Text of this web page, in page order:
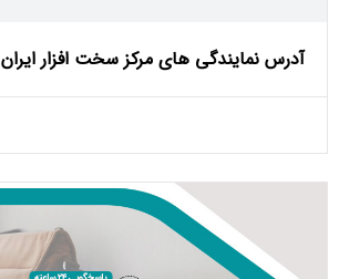
آدرس نمایندگی های مرکز سخت افزار ایران